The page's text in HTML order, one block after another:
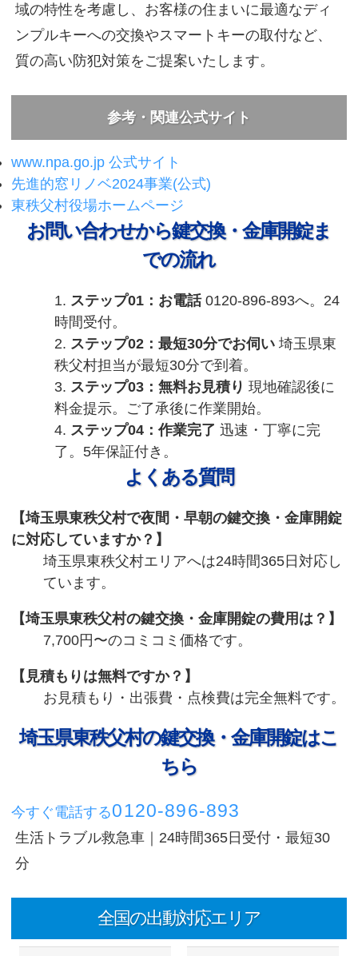
域の特性を考慮し、お客様の住まいに最適なディ
ンプルキーへの交換やスマートキーの取付など、
質の高い防犯対策をご提案いたします。
参考・関連公式サイト
www.npa.go.jp 公式サイト
先進的窓リノベ2024事業(公式)
東秩父村役場ホームページ
お問い合わせから鍵交換・金庫開錠ま
での流れ
ステップ01：お電話0120-896-893へ。24
時間受付。
ステップ02：最短30分でお伺い 埼玉県東
秩父村担当が最短30分で到着。
ステップ03：無料お見積り 現地確認後に
料金提示。ご了承後に作業開始。
ステップ04：作業完了 迅速・丁寧に完
了。5年保証付き。
よくある質問
埼玉県東秩父村で夜間・早朝の鍵交換・金庫開錠
に対応していますか？
埼玉県東秩父村エリアへは24時間365日対応し
ています。
埼玉県東秩父村の鍵交換・金庫開錠の費用は？
7,700円〜のコミコミ価格です。
見積もりは無料ですか？
お見積もり・出張費・点検費は完全無料です。
埼玉県東秩父村の鍵交換・金庫開錠はこ
ちら
今すぐ電話する0120-896-893
生活トラブル救急車｜24時間365日受付・最短30
分
全国の出動対応エリア